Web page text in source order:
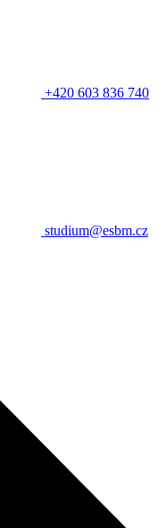
+420 603 836 740
studium@esbm.cz